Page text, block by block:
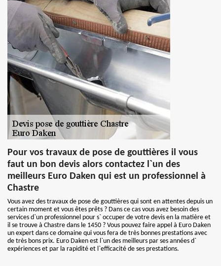
Pour vos travaux de pose de gouttières il vous
faut un bon devis alors contactez l`un des
meilleurs Euro Daken qui est un professionnel à
Chastre
Vous avez des travaux de pose de gouttières qui sont en attentes depuis un
certain moment et vous êtes prêts ? Dans ce cas vous avez besoin des
services d`un professionnel pour s` occuper de votre devis en la matière et
il se trouve à Chastre dans le 1450 ? Vous pouvez faire appel à Euro Daken
un expert dans ce domaine qui vous fera de très bonnes prestations avec
de très bons prix. Euro Daken est l`un des meilleurs par ses années d`
expériences et par la rapidité et l`efficacité de ses prestations.